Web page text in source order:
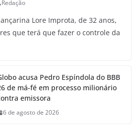
Redação
Lore Improta, de 32 anos,
que terá que fazer o controle da
acusa Pedro Espíndola do BBB
de má-fé em processo milionário
emissora
6 de agosto de 2026